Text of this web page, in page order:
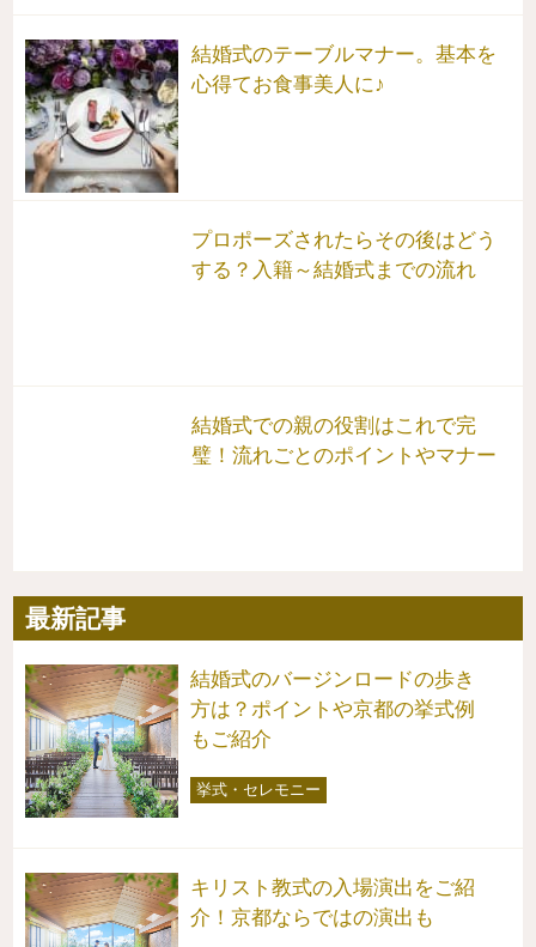
結婚式のテーブルマナー。基本を
心得てお食事美人に♪
プロポーズされたらその後はどう
する？入籍～結婚式までの流れ
結婚式での親の役割はこれで完
璧！流れごとのポイントやマナー
最新記事
結婚式のバージンロードの歩き
方は？ポイントや京都の挙式例
もご紹介
挙式・セレモニー
キリスト教式の入場演出をご紹
介！京都ならではの演出も